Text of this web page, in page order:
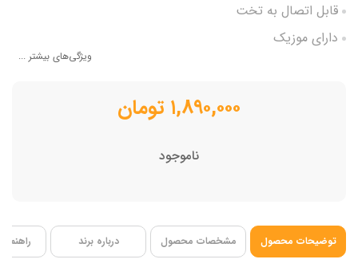
قابل اتصال به تخت
دارای موزیک
دارای رنگ های محرک بینایی
ویژگی‌های بیشتر ...
۱,۸۹۰,۰۰۰ تومان
ناموجود
توضیحات محصول مشخصات محصول درباره برند